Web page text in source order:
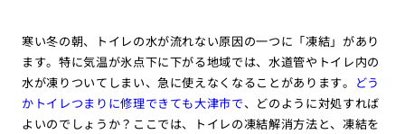
寒い冬の朝、トイレの水が流れない原因の一つに「凍結」があり
ます。特に気温が氷点下に下がる地域では、水道管やトイレ内の
水が凍りついてしまい、急に使えなくなることがあります。 どう
かトイレつまりに修理できても大津市で、どのように対処すれば
よいのでしょうか？ここでは、トイレの凍結解消方法と、凍結を